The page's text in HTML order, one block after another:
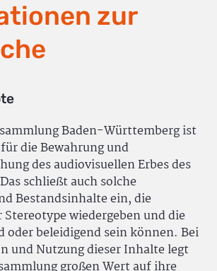
zur
Baden-Württemberg ist
die Bewahrung und
des audiovisuellen Erbes des
schließt auch solche
Bestandsinhalte ein, die
wiedergeben und die
beleidigend sein können. Bei
und Nutzung dieser Inhalte legt
großen Wert auf ihre